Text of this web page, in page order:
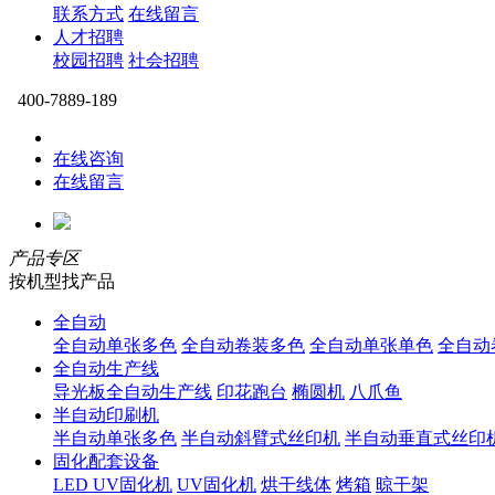
联系方式 在线留言
人才招聘
校园招聘 社会招聘
400-7889-189
在线咨询
在线留言
产品专区
按机型找产品
全自动
全自动单张多色 全自动卷装多色 全自动单张单色 全自动
全自动生产线
导光板全自动生产线 印花跑台 椭圆机 八爪鱼
半自动印刷机
半自动单张多色 半自动斜臂式丝印机 半自动垂直式丝印
固化配套设备
LED UV固化机 UV固化机 烘干线体 烤箱 晾干架